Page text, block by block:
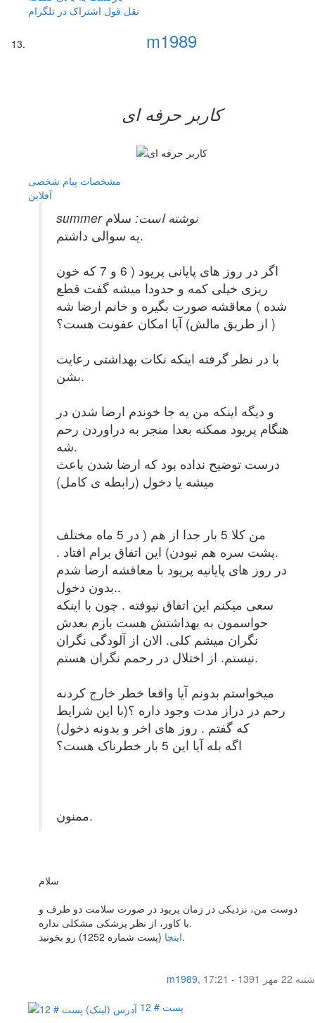
نقل قول اشتراک در تلگرام
m1989
کاربر حرفه ای
مشخصات پیام شخصی
آفلاين
summer نوشته است: سلام
یه سوالی داشتم.
اگر در روز های پایانی پریود ( 6 و 7 که خون
ریزی خیلی کمه و حدودا میشه گفت قطع
شده ) معاقشه صورت بگیره و خانم ارضا شه
( از طریق مالش) آیا امکان عفونت هست؟
با در نظر گرفته اینکه نکات بهداشتی رعایت
بشن.
و دیگه اینکه من یه جا خوندم ارضا شدن در
هنگام پریود ممکنه بعدا منجر به دراوردن رحم
شه.
درست توضیح نداده بود که ارضا شدن باعث
میشه یا دخول (رابطه ی کامل)
من کلا 5 بار جدا از هم ( در 5 ماه مختلف
.پشت سره هم نبودن) این اتفاق برام افتاد .
در روز های پایانیه پریود با معاقشه ارضا شدم
.بدون دخول.
سعی میکنم این اتفاق نیوفته . چون با اینکه
حواسمون به بهداشتش هست بازم بعدش
نگران میشم کلی. الان از آلودگی نگران
نیستم. از اختلال در رحمم نگران هستم.
میخواستم بدونم آیا واقعا خطر خارج کردنه
رحم در دراز مدت وجود داره ؟(با این شرایط
که گفتم . روز های اخر و بدونه دخول)
اگه بله آیا این 5 بار خطرناک هست؟
ممنون.
سلام
دوست من، نزدیکی در زمان پریود در صورت سلامت دو طرف و
با کاور، از نظر پزشکی مشکلی نداره.
اینجا(پست شماره 1252) رو بخونید.
m1989,
شنبه 22 مهر 1391 - 17:21
پست # 12